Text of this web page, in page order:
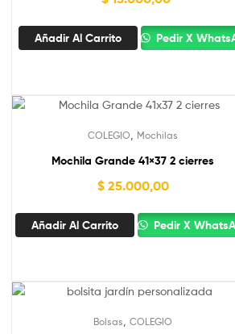
Añadir Al Carrito Pedir X
COLEGIO Mochilas
Mochila Grande 41×37 2 cierres
$25.000,00
Añadir Al Carrito Pedir X
Bolsas COLEGIO